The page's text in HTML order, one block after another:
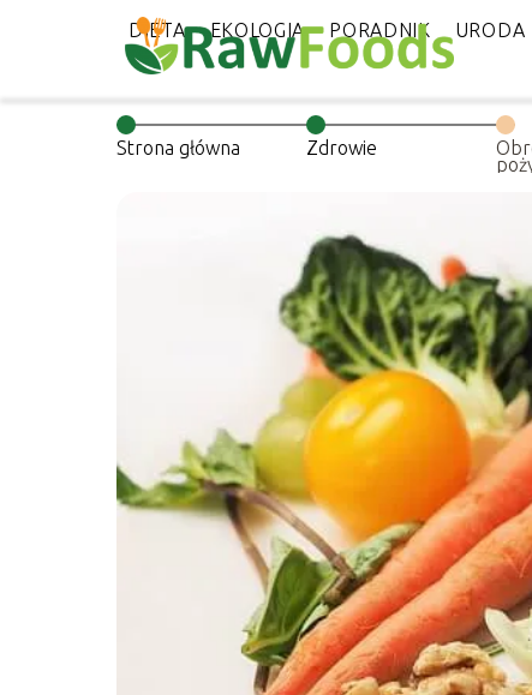
DIETA EKOLOGIA PORADNIK URODA
Strona główna Zdrowie